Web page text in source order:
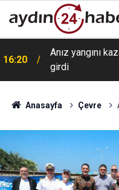
16:20
Anız yangını
girdi
Anasayfa Çevre